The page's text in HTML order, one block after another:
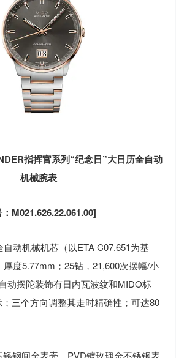
指挥官系列“纪念日”大日历全自动
机械腕表
M021.626.22.061.00]
自动机械机芯（以ETA C07.651为基
度5.77mm；25钻，21,600次摆幅/小
动摆陀装饰有日内瓦波纹和MIDO标
三个方向调整其走时精确性；可达80
钢间金表壳，PVD镀玫瑰金不锈钢表